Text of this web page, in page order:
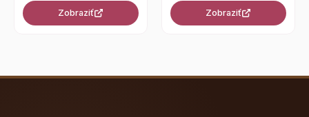
Zobraziť Zobraziť